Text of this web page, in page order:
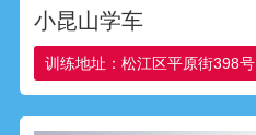
小昆山学车
训练地址：松江区平原街398号